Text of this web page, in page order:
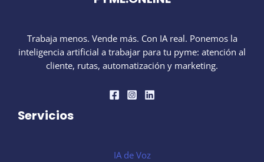
Trabaja menos. Vende más. Con IA real. Ponemos la
inteligencia artificial a trabajar para tu pyme: atención al
cliente, rutas, automatización y marketing.
Servicios
IA de Voz